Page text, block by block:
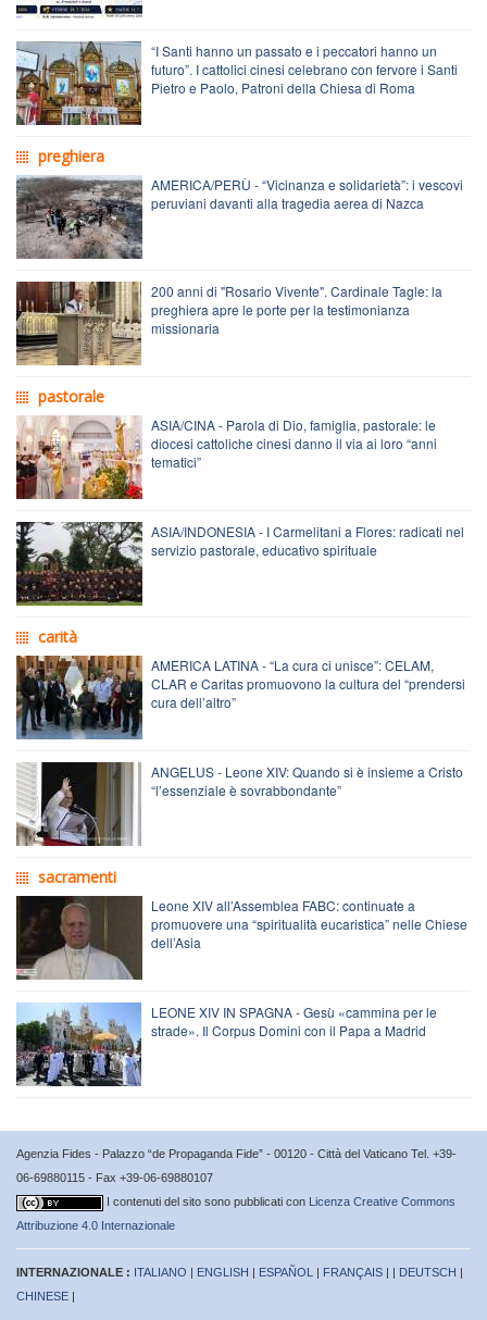
“I Santi hanno un passato e i peccatori hanno un
futuro”. I cattolici cinesi celebrano con fervore i Santi
Pietro e Paolo, Patroni della Chiesa di Roma
preghiera
AMERICA/PERÙ - “Vicinanza e solidarietà”: i vescovi
peruviani davanti alla tragedia aerea di Nazca
200 anni di "Rosario Vivente". Cardinale Tagle: la
preghiera apre le porte per la testimonianza
missionaria
pastorale
ASIA/CINA - Parola di Dio, famiglia, pastorale: le
diocesi cattoliche cinesi danno il via ai loro “anni
tematici”
ASIA/INDONESIA - I Carmelitani a Flores: radicati nel
servizio pastorale, educativo spirituale
carità
AMERICA LATINA - “La cura ci unisce”: CELAM,
CLAR e Caritas promuovono la cultura del “prendersi
cura dell’altro”
ANGELUS - Leone XIV: Quando si è insieme a Cristo
“l’essenziale è sovrabbondante”
sacramenti
Leone XIV all’Assemblea FABC: continuate a
promuovere una “spiritualità eucaristica” nelle Chiese
dell’Asia
LEONE XIV IN SPAGNA - Gesù «cammina per le
strade». Il Corpus Domini con il Papa a Madrid
Agenzia Fides - Palazzo “de Propaganda Fide” - 00120 - Città del Vaticano Tel. +39-
06-69880115 - Fax +39-06-69880107
I contenuti del sito sono pubblicati con Licenza Creative Commons
Attribuzione 4.0 Internazionale
INTERNAZIONALE : ITALIANO | ENGLISH | ESPAÑOL | FRANÇAIS | | DEUTSCH |
CHINESE |